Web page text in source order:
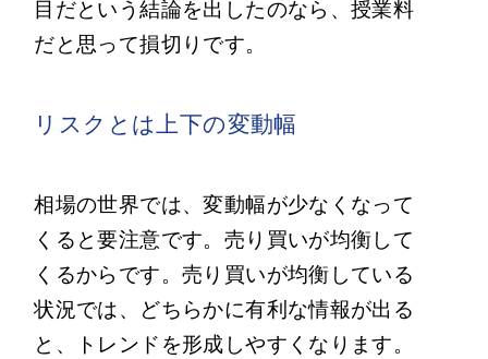
目だという結論を出したのなら、授業料
だと思って損切りです。
リスクとは上下の変動幅
相場の世界では、変動幅が少なくなって
くると要注意です。売り買いが均衡して
くるからです。売り買いが均衡している
状況では、どちらかに有利な情報が出る
と、トレンドを形成しやすくなります。